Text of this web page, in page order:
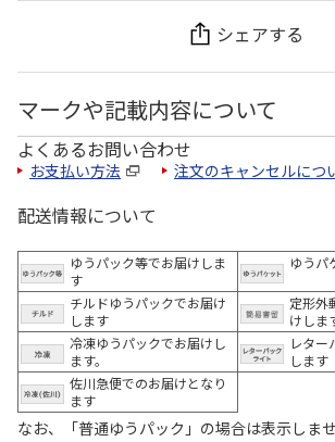
シェアする
マークや記載内容について
よくあるお問い合わせ
お支払い方法 注文のキャンセルにつ
配送情報について
ゆうパック等でお届けしま
す
ゆうパ
チルドゆうパックでお届け
します
定形外
けしま
冷凍ゆうパックでお届けし
ます。
レター
します
佐川急便でのお届けとなり
ます
なお、「普通ゆうパック」の場合は表示しま